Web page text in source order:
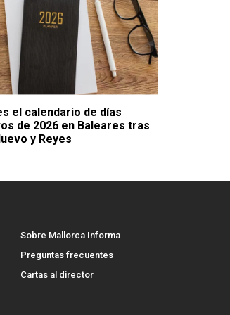
el calendario de días
de 2026 en Baleares tras
y Reyes
Sobre Mallorca Informa
Preguntas frecuentes
Cartas al director